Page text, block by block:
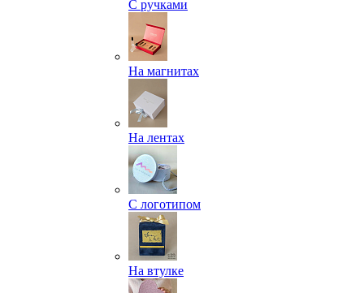
С ручками
На магнитах
На лентах
С логотипом
На втулке